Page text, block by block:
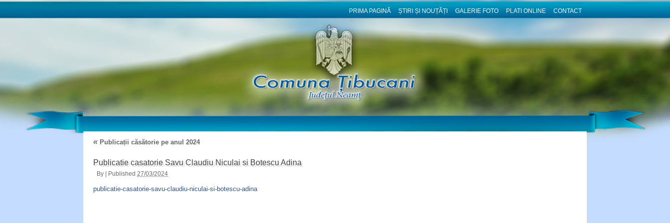
PRIMA PAGINĂ ȘTIRI ȘI NOUȚĂȚI GALERIE FOTO PLATI ONLINE CONTACT
« Publicații căsătorie pe anul 2024
Publicatie casatorie Savu Claudiu Niculai si Botescu Adina
By | Published 27/03/2024
publicatie-casatorie-savu-claudiu-niculai-si-botescu-adina